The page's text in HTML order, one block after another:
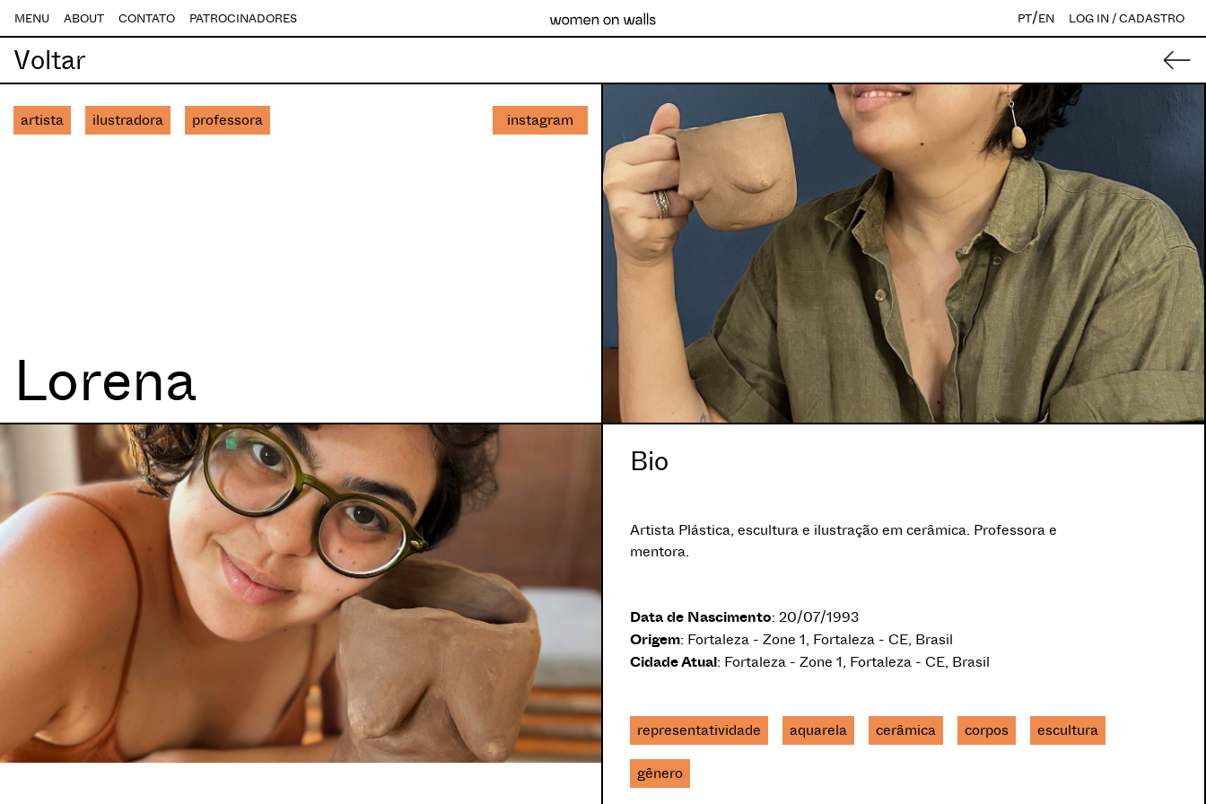
MENU ABOUT CONTATO PATROCINADORES PT/EN LOG IN / CADASTRO
Voltar
artista ilustradora professora instagram
Lorena
Bio
Artista Plástica, escultura e ilustração em cerâmica. Professora e
mentora.
Data de Nascimento: 20/07/1993
Origem: Fortaleza - Zone 1, Fortaleza - CE, Brasil
Cidade Atual: Fortaleza - Zone 1, Fortaleza - CE, Brasil
representatividade aquarela cerâmica corpos escultura
gênero